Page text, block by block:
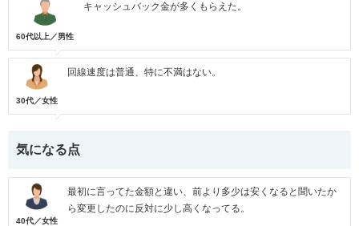
60代以上／男性
キャッシュバック金が多くもらえた。
30代／女性
回線速度は普通、特に不満はない。
気になる点
40代／女性
最初に言ってた金額と違い、前より多少は安くなると聞いたか
ら変更したのに反対に少し高くなってる。